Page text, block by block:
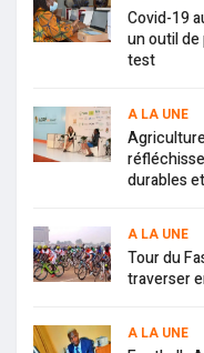
Covid-19
un outil
test
A LA UNE
durables
A LA UNE
Tour du
traverser
A LA UNE